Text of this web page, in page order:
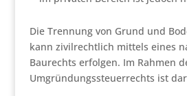
Die Trennung von Grund und
kann zivilrechtlich mittels eines
Baurechts erfolgen. Im Rahmen
Umgründungssteuerrechts ist